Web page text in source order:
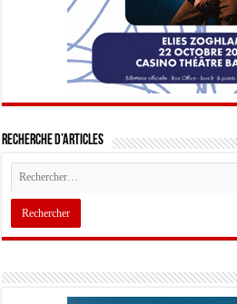
Recherche d’articles